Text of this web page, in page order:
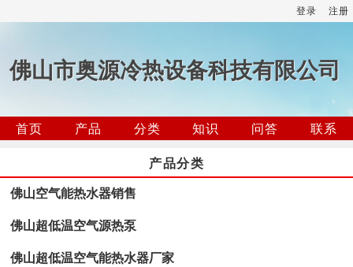
登录 注册
佛山市奥源冷热设备科技有限公司
首页 产品 分类 知识 问答
联系
产品分类
佛山空气能热水器销售
佛山超低温空气源热泵
佛山超低温空气能热水器厂家